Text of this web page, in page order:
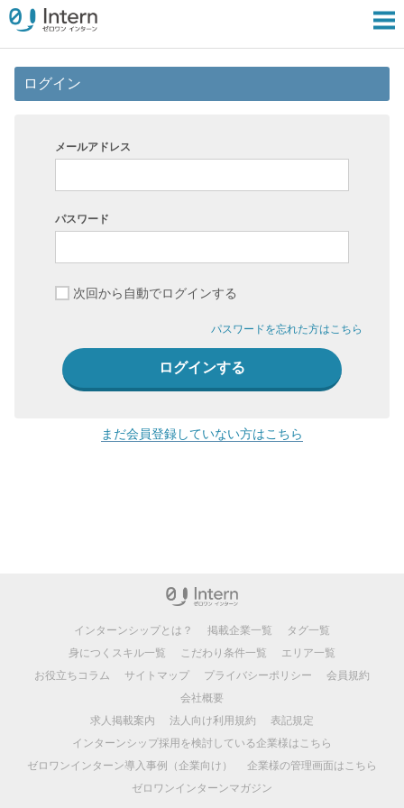
ログイン
メールアドレス
パスワード
次回から自動でログインする
パスワードを忘れた方はこちら
まだ会員登録していない方はこちら
インターンシップとは？ 掲載企業一覧
タグ一覧
身につくスキル一覧
こだわり条件一覧
エリア一覧
お役立ちコラム
サイトマップ プライバシーポリシー
会員規約
会社概要
求人掲載案内
法人向け利用規約
表記規定
インターンシップ採用を検討している企業様はこちら
ゼロワンインターン導入事例（企業向け）
企業様の管理画面はこちら
ゼロワンインターンマガジン